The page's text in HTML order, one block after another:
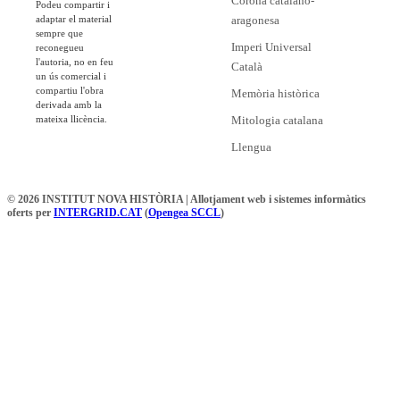
Podeu compartir i
adaptar el material
sempre que
reconegueu
l'autoria, no en feu
un ús comercial i
compartiu l'obra
derivada amb la
mateixa llicència.
aragonesa
Imperi Universal
Català
Memòria històrica
Mitologia catalana
Llengua
© 2026 INSTITUT NOVA HISTÒRIA | Allotjament web i sistemes informàtics
oferts per INTERGRID.CAT (Opengea SCCL)